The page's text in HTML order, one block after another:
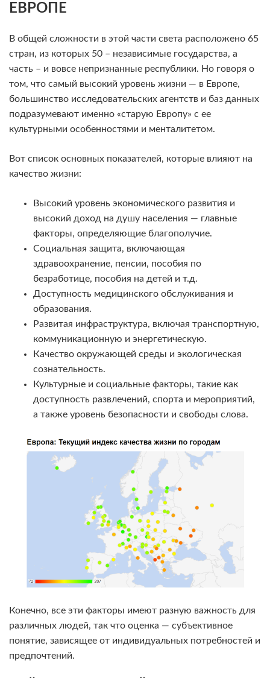
ЕВРОПЕ
В общей сложности в этой части света расположено 65
стран, из которых 50 – независимые государства, а
часть – и вовсе непризнанные республики. Но говоря о
том, что самый высокий уровень жизни — в Европе,
большинство исследовательских агентств и баз данных
подразумевают именно «старую Европу» с ее
культурными особенностями и менталитетом.
Вот список основных показателей, которые влияют на
качество жизни:
Высокий уровень экономического развития и
высокий доход на душу населения — главные
факторы, определяющие благополучие.
Социальная защита, включающая
здравоохранение, пенсии, пособия по
безработице, пособия на детей и т.д.
Доступность медицинского обслуживания и
образования.
Развитая инфраструктура, включая транспортную,
коммуникационную и энергетическую.
Качество окружающей среды и экологическая
сознательность.
Культурные и социальные факторы, такие как
доступность развлечений, спорта и мероприятий,
а также уровень безопасности и свободы слова.
Конечно, все эти факторы имеют разную важность для
различных людей, так что оценка — субъективное
понятие, зависящее от индивидуальных потребностей и
предпочтений.